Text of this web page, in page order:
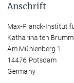
Anschrift
Max-Planck-Institut
Katharina ten
Am Mühlenberg 1
14476 Potsdam
Germany